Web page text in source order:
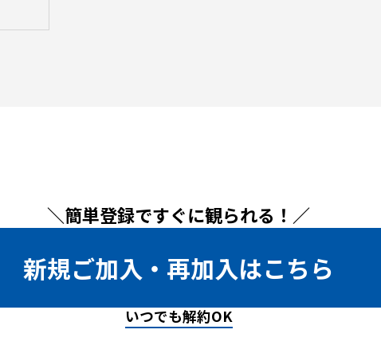
＼簡単登録ですぐに観られる！／
新規ご加入・再加入はこちら
いつでも解約OK